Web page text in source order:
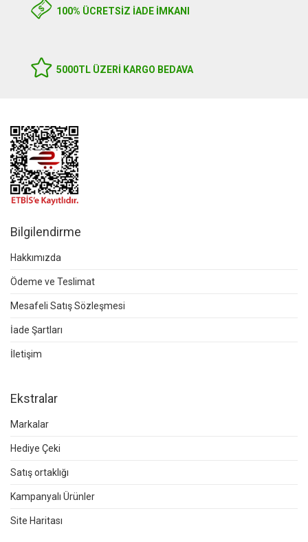
100% ÜCRETSİZ İADE İMKANI
5000TL ÜZERI KARGO BEDAVA
Bilgilendirme
Hakkımızda
Ödeme ve Teslimat
Mesafeli Satış Sözleşmesi
İade Şartları
İletişim
Ekstralar
Markalar
Hediye Çeki
Satış ortaklığı
Kampanyalı Ürünler
Site Haritası